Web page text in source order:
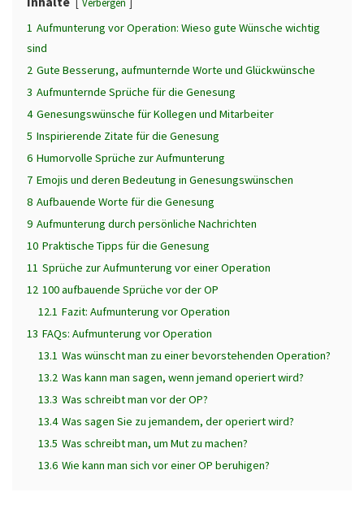
1 Aufmunterung vor Operation: Wieso gute Wünsche wichtig
sind
2 Gute Besserung, aufmunternde Worte und Glückwünsche
3 Aufmunternde Sprüche für die Genesung
4 Genesungswünsche für Kollegen und Mitarbeiter
5 Inspirierende Zitate für die Genesung
6 Humorvolle Sprüche zur Aufmunterung
7 Emojis und deren Bedeutung in Genesungswünschen
8 Aufbauende Worte für die Genesung
9 Aufmunterung durch persönliche Nachrichten
10 Praktische Tipps für die Genesung
11 Sprüche zur Aufmunterung vor einer Operation
12 100 aufbauende Sprüche vor der OP
12.1 Fazit: Aufmunterung vor Operation
13 FAQs: Aufmunterung vor Operation
13.1 Was wünscht man zu einer bevorstehenden Operation?
13.2 Was kann man sagen, wenn jemand operiert wird?
13.3 Was schreibt man vor der OP?
13.4 Was sagen Sie zu jemandem, der operiert wird?
13.5 Was schreibt man, um Mut zu machen?
13.6 Wie kann man sich vor einer OP beruhigen?